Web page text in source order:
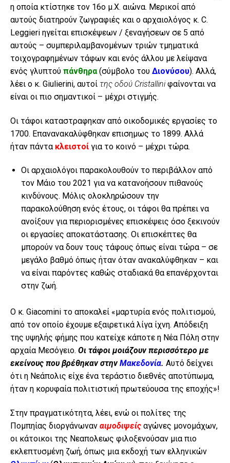
η οποία κτίστηκε τον 16ο μ.Χ. αιώνα. Μερικοί από
αυτούς διατηρούν ζωγραφιές και ο αρχαιολόγος κ. C.
Leggieri ηγείται επισκέψεων / ξεναγήσεων σε 5 από
αυτούς – συμπεριλαμβανομένων τριών τμηματικά
τοιχογραφημένων τάφων και ενός άλλου με λείψανα
ενός γλυπτού πάνθηρα (σύμβολο του Διονύσου). Αλλά,
λέει ο κ. Giulierini, αυτοί της οδού Cristalliniφαίνονται να
είναι οι πιο σημαντικοί – μέχρι στιγμής.
Οι τάφοι καταστραφηκαν από οικοδομικές εργασίες το
1700. Επανανακαλύφθηκαν επισημως το 1899. Αλλά
ήταν πάντα κλειστοί για το κοινό – μέχρι τώρα.
Οι αρχαιολόγοι παρακολουθούν το περιβάλλον από
τον Μάιο του 2021 για να κατανοήσουν πιθανούς
κινδύνους. Μόλις ολοκληρώσουν την
παρακολούθηση ενός έτους, οι τάφοι θα πρέπει να
ανοίξουν για περιορισμένες επισκέψεις όσο ξεκινούν
οι εργασίες αποκατάστασης. Οι επισκέπτες θα
μπορούν να δουν τους τάφους όπως είναι τώρα – σε
μεγάλο βαθμό όπως ήταν όταν ανακαλύφθηκαν – και
να είναι παρόντες καθώς σταδιακά θα επανέρχονται
στην ζωή.
Ο κ. Giacomini το αποκαλεί «μαρτυρία ενός πολιτισμού,
από τον οποίο έχουμε εξαιρετικά λίγα ίχνη. Απόδειξη
της υψηλής φήμης που κατείχε κάποτε η Νέα Πόλη στην
αρχαία Μεσόγειο. Οι τάφοι μοιάζουν περισσότερο με
εκείνους που βρέθηκαν στηνΜακεδονία. Αυτό δείχνει
ότι η Νεάπολις είχε ένα τεράστιο διεθνές αποτύπωμα,
ήταν η κορυφαία πολιτιστική πρωτεύουσα της εποχής»!
Στην πραγματικότητα, λέει, ενώ οι πολίτες της
Πομπηίας διοργάνωναν αιμοδιψείς αγώνες μονομάχων,
οι κάτοικοι της Νεαπολεως φιλοξενούσαν μια πιο
εκλεπτυσμένη ζωή, όπως μια εκδοχή των ελληνικών